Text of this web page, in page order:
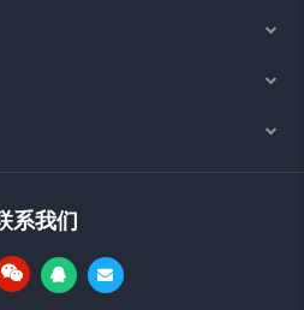
系我们